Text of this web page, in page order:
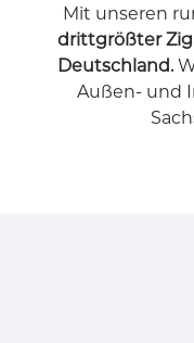
Mit unseren
drittgrößter
Deutschland.
Außen- und